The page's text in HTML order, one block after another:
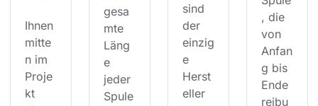
Ihnen
mitte
n im
Proje
kt
gesa
mte
Läng
e
jeder
Spule
sind
der
einzig
e
Herst
eller
, die
von
Anfan
g bis
Ende
reibu